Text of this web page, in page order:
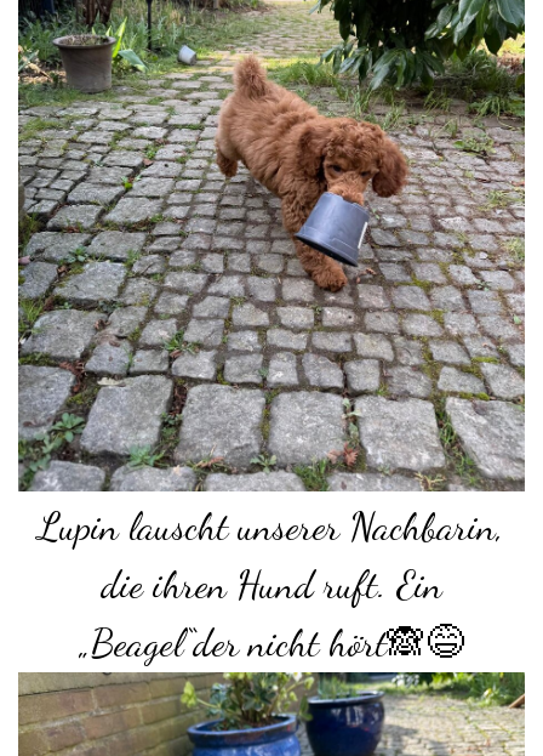
Lupin lauscht unserer Nachbarin,
die ihren Hund ruft. Ein
„Beagel“der nicht hört🙈😅